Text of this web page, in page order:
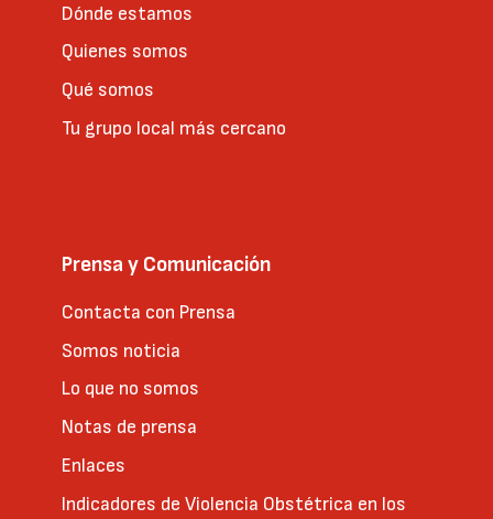
Dónde estamos
Quienes somos
Qué somos
Tu grupo local más cercano
Prensa y Comunicación
Contacta con Prensa
Somos noticia
Lo que no somos
Notas de prensa
Enlaces
Indicadores de Violencia Obstétrica en los